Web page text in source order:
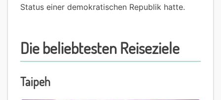
Status einer demokratischen Republik hatte.
Die beliebtesten Reiseziele
Taipeh